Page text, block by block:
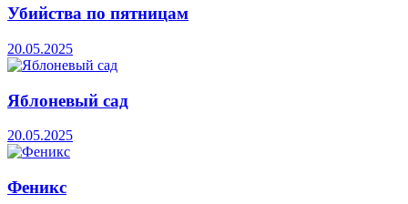
Убийства по пятницам
20.05.2025
Яблоневый сад
20.05.2025
Феникс